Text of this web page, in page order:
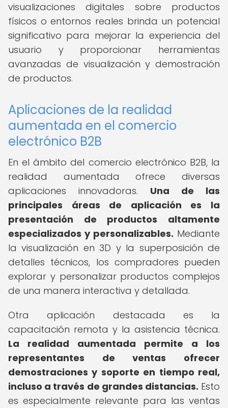
visualizaciones digitales sobre productos
físicos o entornos reales brinda un potencial
significativo para mejorar la experiencia del
usuario y proporcionar herramientas
avanzadas de visualización y demostración
de productos.
Aplicaciones de la realidad
aumentada en el comercio
electrónico B2B
En el ámbito del comercio electrónico B2B, la
realidad aumentada ofrece diversas
aplicaciones innovadoras. Una de las
principales áreas de aplicación es la
presentación de productos altamente
especializados y personalizables. Mediante
la visualización en 3D y la superposición de
detalles técnicos, los compradores pueden
explorar y personalizar productos complejos
de una manera interactiva y detallada.
Otra aplicación destacada es la
capacitación remota y la asistencia técnica.
La realidad aumentada permite a los
representantes de ventas ofrecer
demostraciones y soporte en tiempo real,
incluso a través de grandes distancias. Esto
es especialmente relevante para las ventas